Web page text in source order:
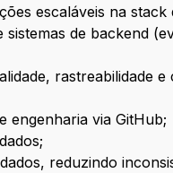
escaláveis na stack
de backend
rastreabilidade e
engenharia via GitHub;
reduzindo